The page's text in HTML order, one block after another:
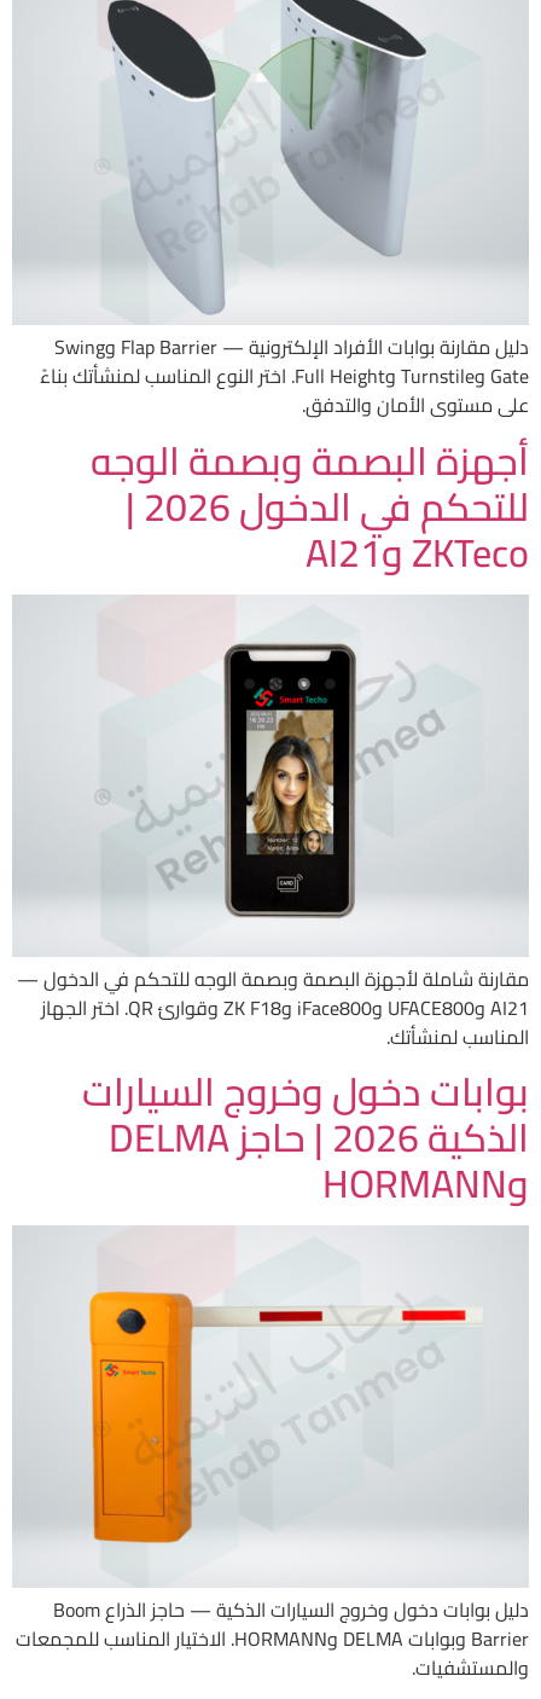
دليل مقارنة بوابات الأفراد الإلكترونية — Flap Barrier وSwing
Gate وTurnstile وFull Height. اختر النوع المناسب لمنشأتك بناءً
على مستوى الأمان والتدفق.
أجهزة البصمة وبصمة الوجه
للتحكم في الدخول 2026 |
ZKTeco وAI21
مقارنة شاملة لأجهزة البصمة وبصمة الوجه للتحكم في الدخول —
AI21 وUFACE800 وiFace800 وZK F18 وقوارئ QR. اختر الجهاز
المناسب لمنشأتك.
بوابات دخول وخروج السيارات
الذكية 2026 | حاجز DELMA
وHORMANN
دليل بوابات دخول وخروج السيارات الذكية — حاجز الذراع Boom
Barrier وبوابات DELMA وHORMANN. الاختيار المناسب للمجمعات
والمستشفيات.